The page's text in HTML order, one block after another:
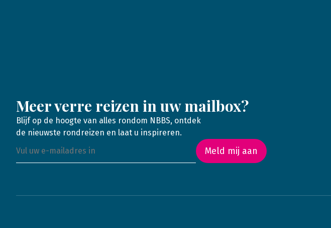
Meer verre reizen in uw mailbox?
Blijf op de hoogte van alles rondom NBBS, ontdek
de nieuwste rondreizen en laat u inspireren.
Meld mij aan